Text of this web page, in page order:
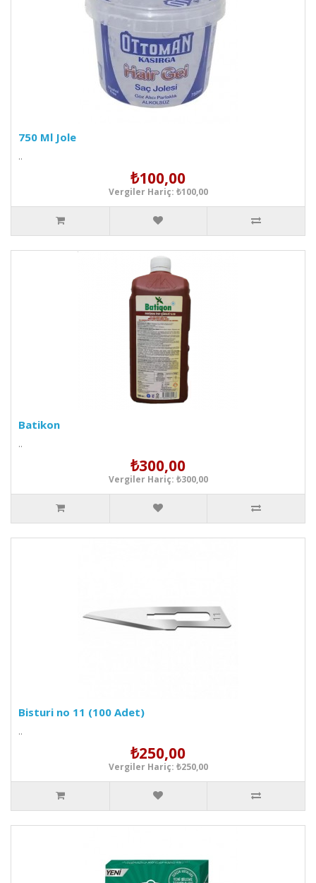
750 Ml Jole
..
₺100,00
Vergiler Hariç: ₺100,00
Batikon
..
₺300,00
Vergiler Hariç: ₺300,00
Bisturi no 11 (100 Adet)
..
₺250,00
Vergiler Hariç: ₺250,00